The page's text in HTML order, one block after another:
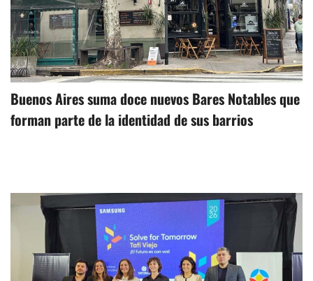
Buenos Aires suma doce nuevos Bares Notables que
forman parte de la identidad de sus barrios